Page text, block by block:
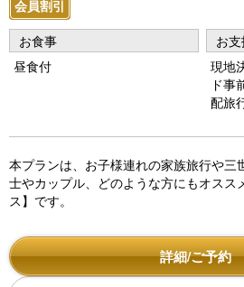
会員割引
お食事
昼食付
お
現地
ド事
配旅
本プランは、お子様連れの家族旅行や三
士やカップル、どのような方にもオスス
ス】です。
詳細/ご予約